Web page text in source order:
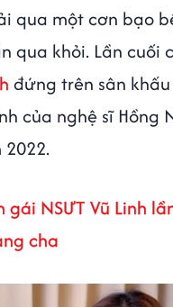
qua một cơn bạo
qua khỏi. Lần cuối
đứng trên sân
của nghệ sĩ Hồng
gái NSƯT Vũ Linh
cha